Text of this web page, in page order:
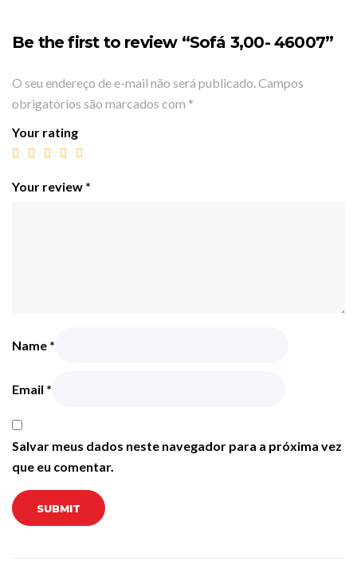
Be the first to review “Sofá 3,00- 46007”
O seu endereço de e-mail não será publicado.Campos
obrigatórios são marcados com *
Your rating
Your review *
Name *
Email *
Salvar meus dados neste navegador para a próxima vez
que eu comentar.